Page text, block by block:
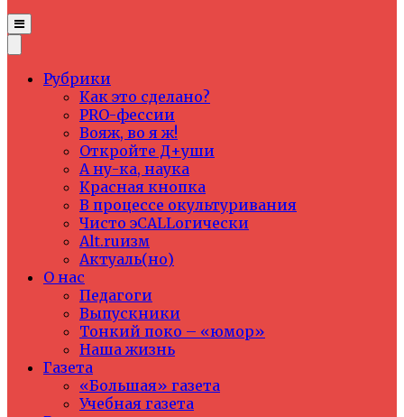
Рубрики
Как это сделано?
PRO-фессии
Вояж, во я ж!
Откройте Д+уши
А ну-ка, наука
Красная кнопка
В процессе окультуривания
Чисто эCALLогически
Alt.ruизм
Актуаль(но)
О нас
Педагоги
Выпускники
Тонкий поко – «юмор»
Наша жизнь
Газета
«Большая» газета
Учебная газета